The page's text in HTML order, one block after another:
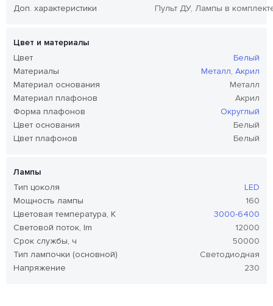
Доп. характеристики
Пульт ДУ, Лампы в
Цвет и материалы
Цвет
Белый
Материалы
Металл, Акрил
Материал основания
Металл
Материал плафонов
Акрил
Форма плафонов
Округлый
Цвет основания
Белый
Цвет плафонов
Белый
Лампы
Тип цоколя
LED
Мощность лампы
160
Цветовая температура, K
3000-6400
Световой поток, lm
12000
Срок службы, ч
50000
Тип лампочки (основной)
Светодиодная
Напряжение
230